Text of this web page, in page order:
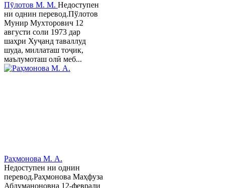
Пӯлотов М. М. Недоступен
ни однин перевод.Пўлотов
Мунир Мухторович 12
августи соли 1973 дар
шаҳри Хуҷанд таваллуд
шуда, миллаташ тоҷик,
маълумоташ олӣ меб...
Раҳмонова М. А.
Недоступен ни однин
перевод.Раҳмонова Маҳфуза
Абдуманоновна 12-феврали